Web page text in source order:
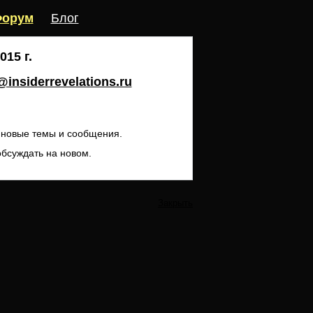
Блог
г.
темы и сообщения.
на новом.